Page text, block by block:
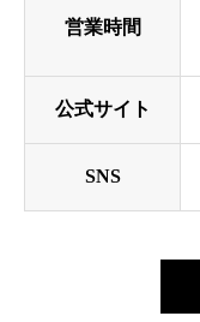
営業時間
公式サイト
SNS